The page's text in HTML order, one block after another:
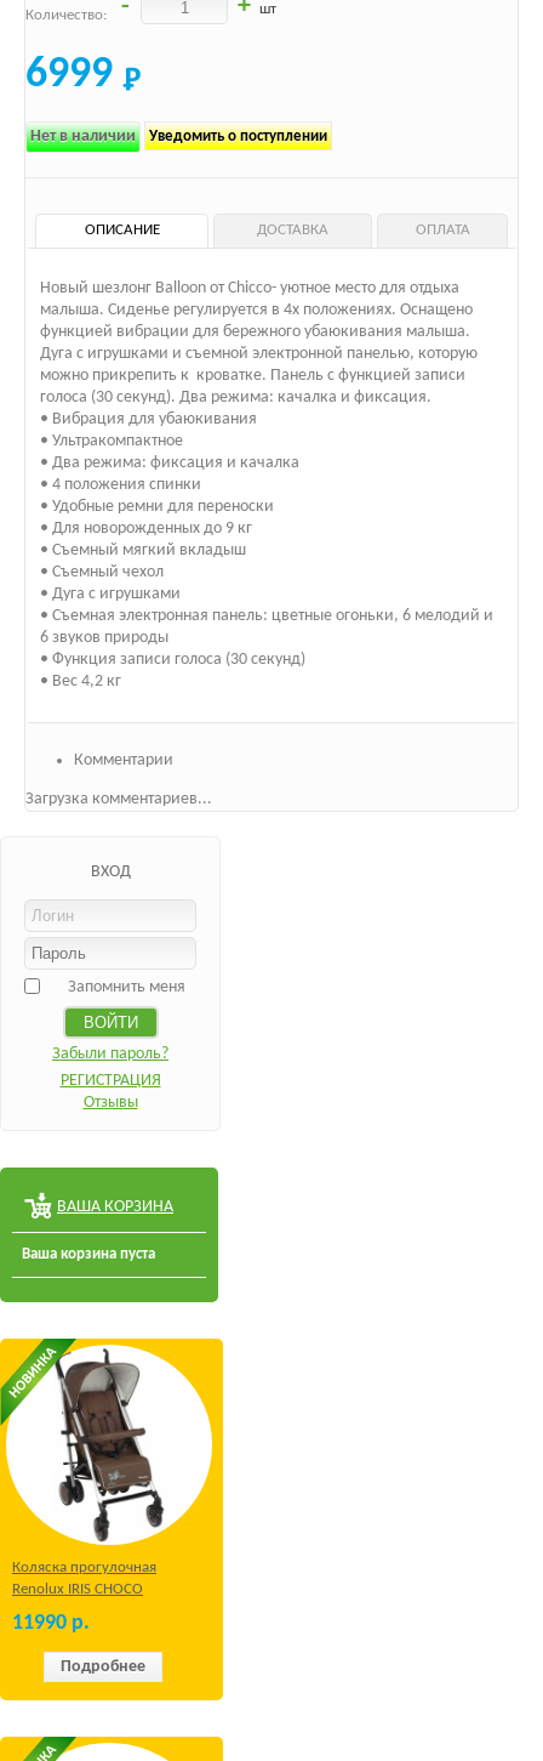
Количество: - + шт
6999
Нет в наличии Уведомить о поступлении
ОПИСАНИЕ ДОСТАВКА ОПЛАТА
Новый шезлонг Balloon от Chicco- уютное место для отдыха
малыша. Сиденье регулируется в 4х положениях. Оснащено
функцией вибрации для бережного убаюкивания малыша.
Дуга с игрушками и съемной электронной панелью, которую
можно прикрепить к кроватке. Панель с функцией записи
голоса (30 секунд). Два режима: качалка и фиксация.
• Вибрация для убаюкивания
• Ультракомпактное
• Два режима: фиксация и качалка
• 4 положения спинки
• Удобные ремни для переноски
• Для новорожденных до 9 кг
• Съемный мягкий вкладыш
• Съемный чехол
• Дуга с игрушками
• Съемная электронная панель: цветные огоньки, 6 мелодий и
6 звуков природы
• Функция записи голоса (30 секунд)
• Вес 4,2 кг
Комментарии
Загрузка комментариев...
ВХОД
Запомнить меня
Забыли пароль?
РЕГИСТРАЦИЯ
Отзывы
ВАША КОРЗИНА
Ваша корзина пуста
Коляска прогулочная
Renolux IRIS CHOCO
11990 р.
Подробнее